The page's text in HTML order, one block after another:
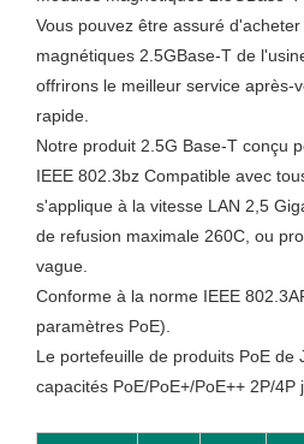
Vous pouvez être assuré
magnétiques 2.5GBase-T de
offrirons le meilleur service après-
rapide.
Notre produit 2.5G Base-T conçu
IEEE 802.3bz Compatible avec
s'applique à la vitesse LAN 2,5
de refusion maximale 260C, ou
vague.
Conforme à la norme IEEE
paramètres PoE).
Le portefeuille de produits PoE de
capacités PoE/PoE+/PoE++ 2P/4P